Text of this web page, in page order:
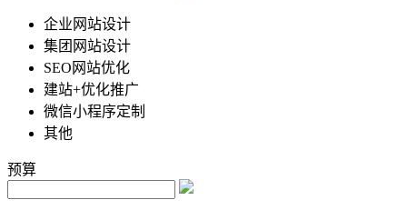
企业网站设计
集团网站设计
SEO网站优化
建站+优化推广
微信小程序定制
其他
预算